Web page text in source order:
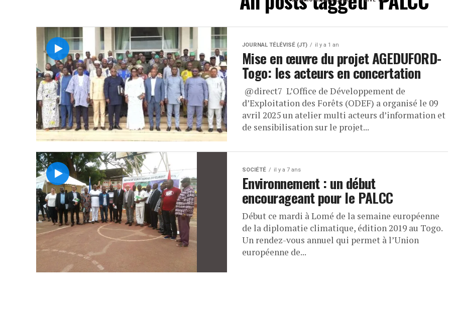
JOURNAL TÉLÉVISÉ (JT) il y a 1 an
Mise en œuvre du projet AGEDUFORD-
Togo: les acteurs en concertation
​ ⁨@direct7⁩ L’Office de Développement de
d’Exploitation des Forêts (ODEF) a organisé le 09
avril 2025 un atelier multi acteurs d’information et
de sensibilisation sur le projet...
SOCIÉTÉ il y a 7 ans
Environnement : un début
encourageant pour le PALCC
Début ce mardi à Lomé de la semaine européenne
de la diplomatie climatique, édition 2019 au Togo.
Un rendez-vous annuel qui permet à l’Union
européenne de...